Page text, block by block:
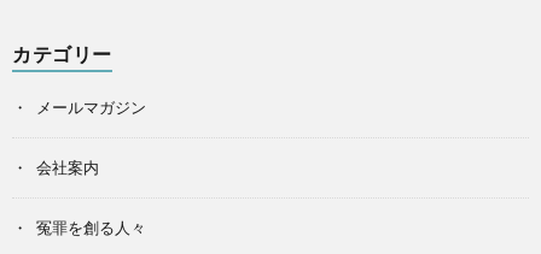
カテゴリー
メールマガジン
会社案内
冤罪を創る人々